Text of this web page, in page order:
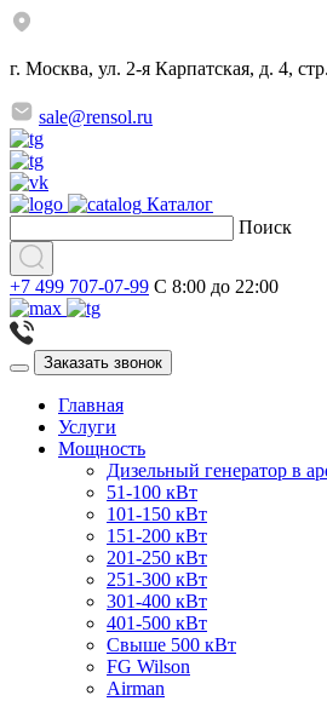
г. Москва, ул. 2-я Карпатская, д. 4,
sale@rensol.ru
Каталог
Поиск
+7 499 707-07-99 C 8:00 до 22:00
Заказать звонок
Главная
Услуги
Мощность
Дизельный генератор в
51-100 кВт
101-150 кВт
151-200 кВт
201-250 кВт
251-300 кВт
301-400 кВт
401-500 кВт
Свыше 500 кВт
FG Wilson
Airman